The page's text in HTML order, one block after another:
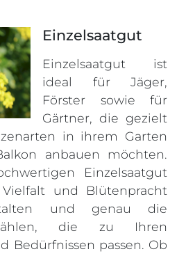
Einzelsaatgut
Einzelsaatgut ist
ideal für Jäger,
Förster sowie für
Gärtner, die gezielt
in ihrem Garten
anbauen möchten.
Einzelsaatgut
und Blütenpracht
und genau die
die zu Ihren
Bedürfnissen passen. Ob